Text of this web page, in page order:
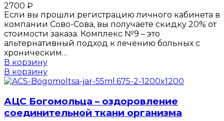
2700 ₽
Если вы прошли регистрацию личного кабинета в
компании Сово-Сова, вы получаете скидку 20% от
стоимости заказа. Комплекс №9 – это
альтернативный подход к лечению больных с
хроническим…
В корзину
В корзину
АЦС Богомольца – оздоровление
соединительной ткани организма